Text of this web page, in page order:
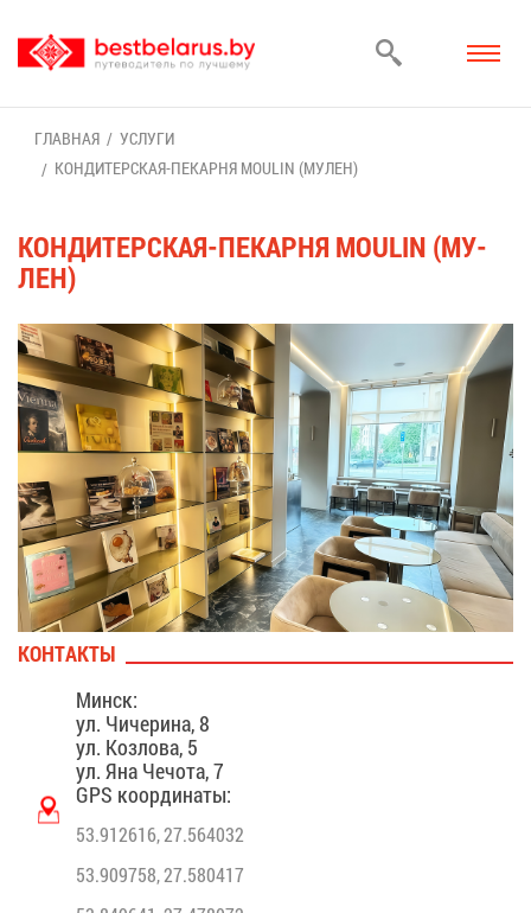
ГЛАВ­НАЯ
УСЛУ­ГИ
КОН­ДИ­ТЕР­СКАЯ-ПЕ­КАР­НЯ MOULIN (МУ­ЛЕН)
КОН­ДИ­ТЕР­СКАЯ-ПЕ­КАР­НЯ MOULIN (МУ­
ЛЕН)
КОН­ТАК­ТЫ
Минск:
ул. Чи­че­ри­на, 8
ул. Коз­ло­ва, 5
ул. Яна Че­чо­та, 7
GPS ко­ор­ди­на­ты:
53.912616, 27.564032
53.909758, 27.580417